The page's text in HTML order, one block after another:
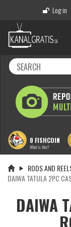
Log in
0 FISHCOIN
What is this?
RODS AND
DAIWA TATULA 2PC
DAIWA